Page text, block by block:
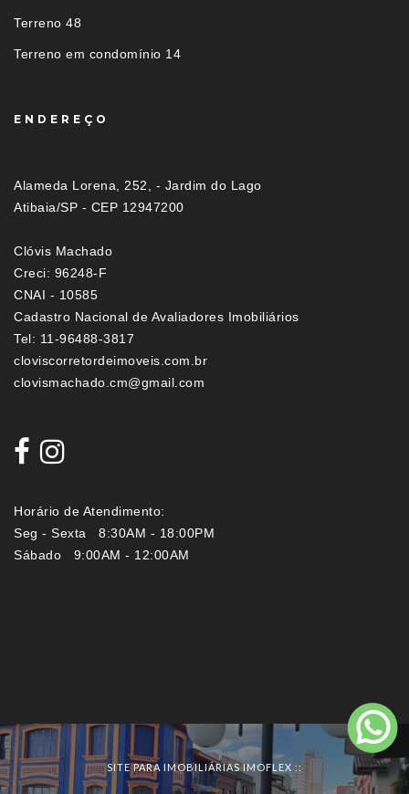
Terreno 48
Terreno em condomínio 14
ENDEREÇO
Alameda Lorena, 252, - Jardim do Lago
Atibaia/SP - CEP 12947200
Clóvis Machado
Creci: 96248-F
CNAI - 10585
Cadastro Nacional de Avaliadores Imobiliários
Tel: 11-96488-3817
cloviscorretordeimoveis.com.br
clovismachado.cm@gmail.com
Horário de Atendimento:
Seg - Sexta 8:30AM - 18:00PM
Sábado 9:00AM - 12:00AM
SITE PARA IMOBILIÁRIAS IMOFLEX ::